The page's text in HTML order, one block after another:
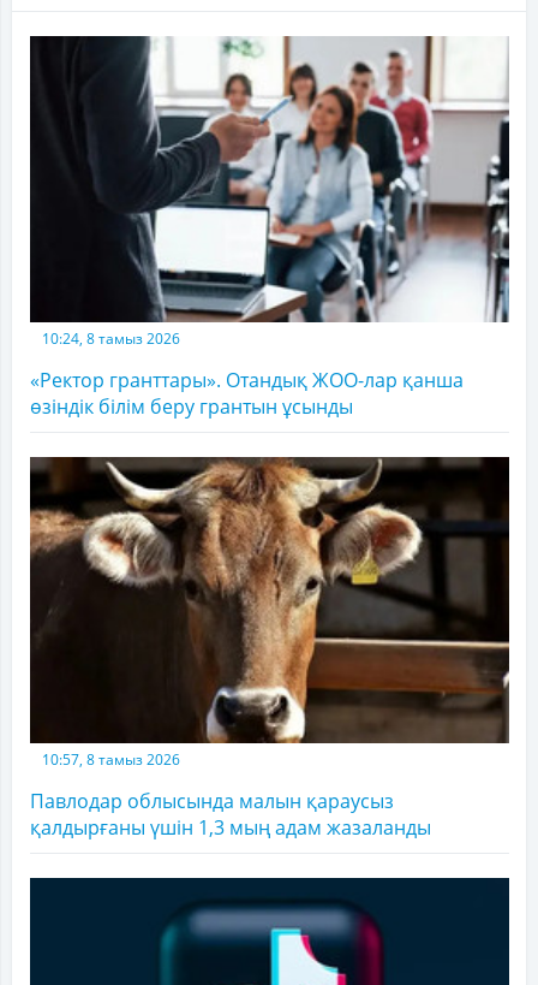
10:24, 8 тамыз 2026
«Ректор гранттары». Отандық ЖОО-лар қанша
өзіндік білім беру грантын ұсынды
10:57, 8 тамыз 2026
Павлодар облысында малын қараусыз
қалдырғаны үшін 1,3 мың адам жазаланды